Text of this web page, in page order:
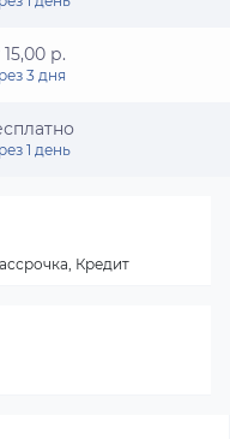
15,00 р.
3 дня
1 день
Кредит